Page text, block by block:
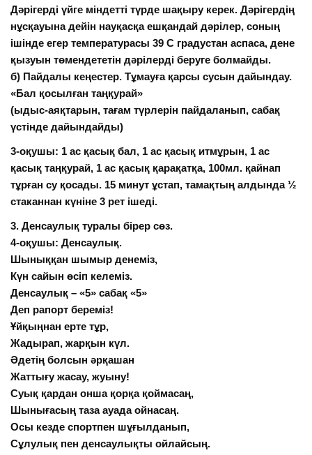
Дәрігерді үйге міндетті түрде шақыру керек. Дәрігердің
нұсқауына дейін науқасқа ешқандай дәрілер, соның
ішінде егер температурасы 39 С градустан аспаса, дене
қызуын төмендететін дәрілерді беруге болмайды.
б) Пайдалы кеңестер. Тұмауға қарсы сусын дайындау.
«Бал қосылған таңқурай»
(ыдыс-аяқтарын, тағам түрлерін пайдаланып, сабақ
үстінде дайындайды)
3-оқушы: 1 ас қасық бал, 1 ас қасық итмұрын, 1 ас
қасық таңқурай, 1 ас қасық қарақатқа, 100мл. қайнап
тұрған су қосады. 15 минут ұстап, тамақтың алдында ½
стаканнан күніне 3 рет ішеді.
3. Денсаулық туралы бірер сөз.
4-оқушы: Денсаулық.
Шыныққан шымыр денеміз,
Күн сайын өсіп келеміз.
Денсаулық – «5» сабақ «5»
Деп рапорт береміз!
Ұйқыңнан ерте тұр,
Жадырап, жарқын күл.
Әдетің болсын әрқашан
Жаттығу жасау, жуыну!
Суық қардан онша қорқа қоймасаң,
Шынығасың таза ауада ойнасаң.
Осы кезде спортпен шұғылданып,
Сұлулық пен денсаулықты ойлайсың.